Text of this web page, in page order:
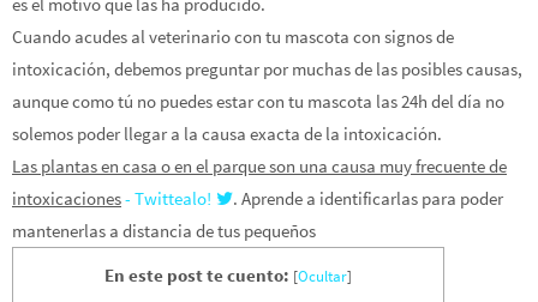
Cuando acudes al veterinario con tu mascota con signos de
intoxicación, debemos preguntar por muchas de las posibles causas,
aunque como tú no puedes estar con tu mascota las 24h del día no
solemos poder llegar a la causa exacta de la intoxicación.
Las plantas en casa o en el parque son una causa muy frecuente de
intoxicaciones- Twittealo!
. Aprende a identificarlas para poder
mantenerlas a distancia de tus pequeños
En este post te cuento: [Ocultar]